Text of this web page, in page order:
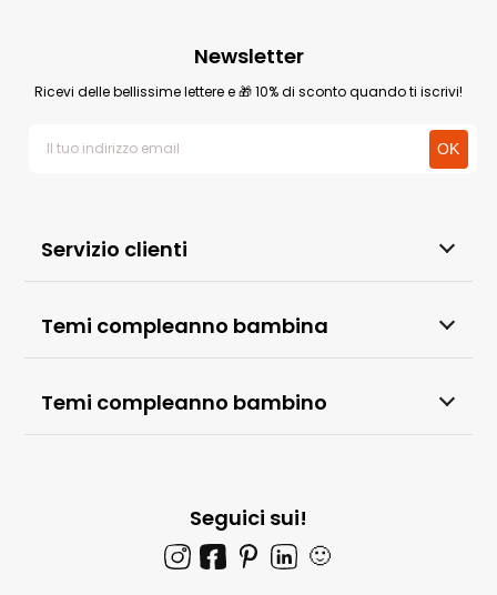
Servizio clienti
Temi compleanno bambina
Temi compleanno bambino
Newsletter
Ricevi delle bellissime lettere e 🎁 10% di sconto quando ti iscrivi!
Seguici sui!
🙂